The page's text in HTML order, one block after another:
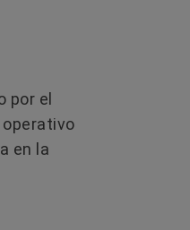
por el
en la